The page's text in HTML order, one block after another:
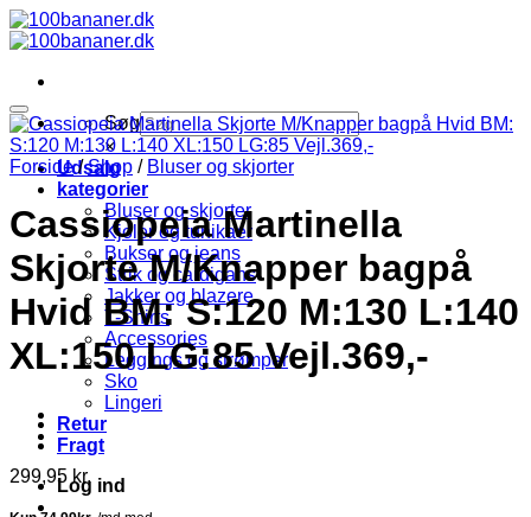
Fortsæt
til
Søg
×
Udsalg
kategorier
Bluser og skjorter
Kjoler og tunikaer
Bukser og jeans
Strik og cardigans
Jakker og blazere
T-Shirts
Accessories
Leggings og strømper
Sko
Lingeri
Retur
Fragt
Log ind
Forside / Shop / Bluser og skjorter
Cassiopeia Martinella
Skjorte M/Knapper bagpå
Hvid BM: S:120 M:130 L:140
XL:150 LG:85 Vejl.369,-
299,95 kr.